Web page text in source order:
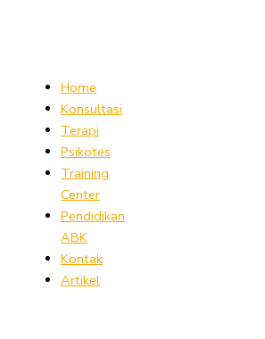
Home
Konsultasi
Terapi
Psikotes
Training
Center
Pendidikan
ABK
Kontak
Artikel